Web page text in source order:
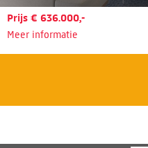
Prijs € 636.000,-
Meer informatie